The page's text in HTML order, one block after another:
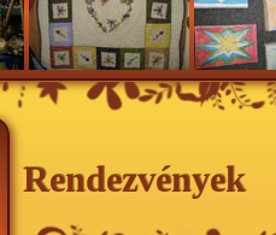
Rendezvények